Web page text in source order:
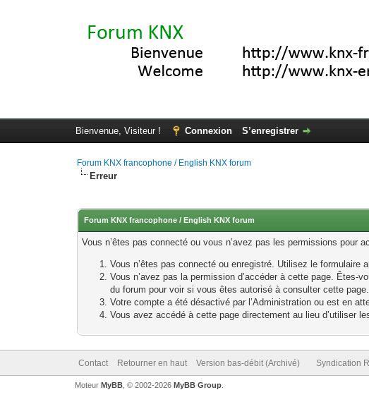
Bienvenue, Visiteur ! Connexion S’enregistrer
Forum KNX francophone / English KNX forum
Erreur
Forum KNX francophone / English KNX forum
Vous n’êtes pas connecté ou vous n’avez pas les permissions pour
Vous n’êtes pas connecté ou enregistré. Utilisez le formulaire
Vous n’avez pas la permission d’accéder à cette page. Êtes-
du forum pour voir si vous êtes autorisé à consulter cette page.
Votre compte a été désactivé par l’Administration ou est en
Vous avez accédé à cette page directement au lieu d’utiliser
Contact Retourner en haut Version bas-débit (Archivé) Syndication
Moteur MyBB, © 2002-2026 MyBB Group.